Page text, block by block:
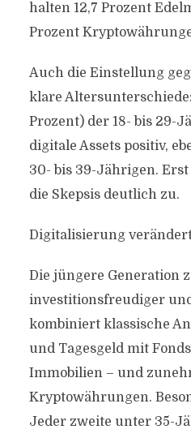
halten 12,7 Prozent
Prozent
Auch die Einstellung
klare
Prozent) der 18- bis 29-
digitale Assets positiv,
30- bis 39-Jährigen.
die Skepsis deutlich zu.
Digitalisierung
Die jüngere Generation
investitionsfreudiger
kombiniert klassische
und Tagesgeld mit
Immobilien – und
Kryptowährungen.
Jeder zweite unter 35-